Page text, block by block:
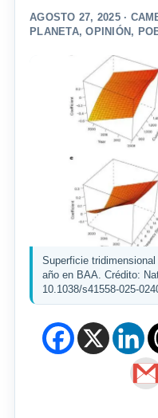
AGOSTO 27, 2025 ·
PLANETA,OPINIÓN ,
Superficie
año en BAA. Crédito:
10.1038/s41558-025-